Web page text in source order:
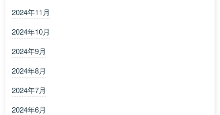
2024年11月
2024年10月
2024年9月
2024年8月
2024年7月
2024年6月